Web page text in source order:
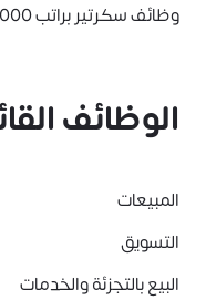
وظائف سكرتير براتب 5,000 ريال
الوظائف
المبيعات
التسويق
البيع بالتجزئة والخدمات